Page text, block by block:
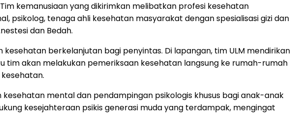
kemanusiaan yang dikirimkan melibatkan profesi kesehatan
psikolog, tenaga ahli kesehatan masyarakat dengan spesialisasi gizi dan
dan Bedah.
berkelanjutan bagi penyintas. Di lapangan, tim ULM mendirikan
tim akan melakukan pemeriksaan kesehatan langsung ke rumah-rumah
mental dan pendampingan psikologis khusus bagi anak-anak
kesejahteraan psikis generasi muda yang terdampak, mengingat